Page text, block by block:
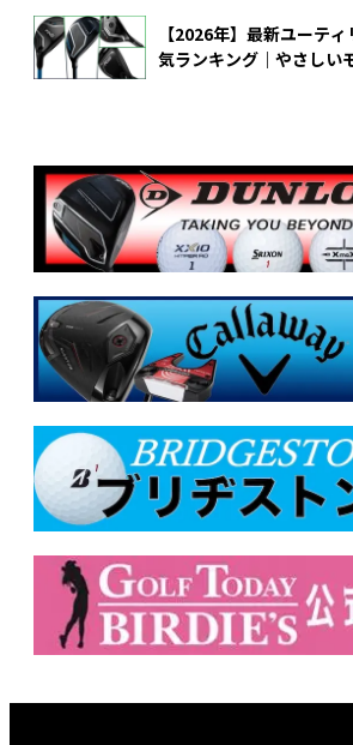
【2026年】最新ユーテ
気ランキング｜やさしい